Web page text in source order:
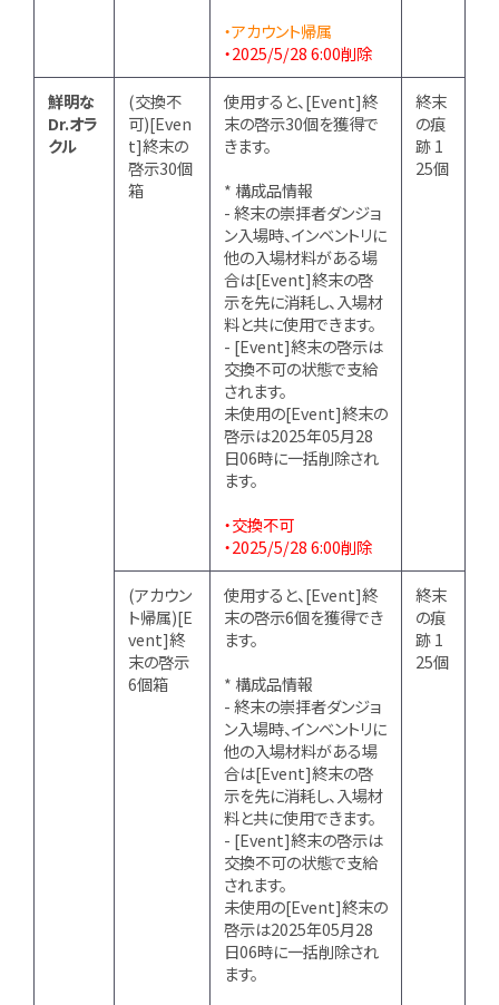
・アカウント帰属
・2025/5/28 6:00削除
鮮明な
Dr.オラ
クル
(交換不
可)[Even
t]終末の
啓示30個
箱
使用すると、[Event]終
末の啓示30個を獲得で
きます。
* 構成品情報
- 終末の崇拝者ダンジョ
ン入場時、インベントリに
他の入場材料がある場
合は[Event]終末の啓
示を先に消耗し、入場材
料と共に使用できます。
- [Event]終末の啓示は
交換不可の状態で支給
されます。
未使用の[Event]終末の
啓示は2025年05月28
日06時に一括削除され
ます。
・交換不可
・2025/5/28 6:00削除
終末
の痕
跡 1
25個
(アカウン
ト帰属)[E
vent]終
末の啓示
6個箱
使用すると、[Event]終
末の啓示6個を獲得でき
ます。
* 構成品情報
- 終末の崇拝者ダンジョ
ン入場時、インベントリに
他の入場材料がある場
合は[Event]終末の啓
示を先に消耗し、入場材
料と共に使用できます。
- [Event]終末の啓示は
交換不可の状態で支給
されます。
未使用の[Event]終末の
啓示は2025年05月28
日06時に一括削除され
ます。
終末
の痕
跡 1
25個